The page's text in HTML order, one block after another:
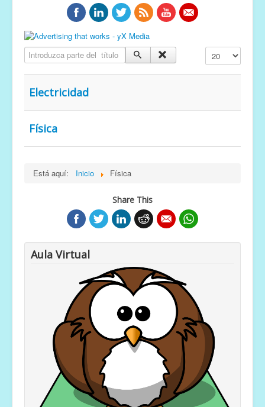
Introduzca parte del título Cantidad a
Electricidad
Física
Está aquí: Inicio Física
Share This
Aula Virtual